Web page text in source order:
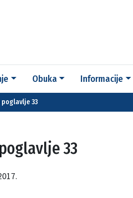
Obuka Informacije
33
33